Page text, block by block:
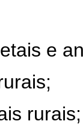
e
rurais;